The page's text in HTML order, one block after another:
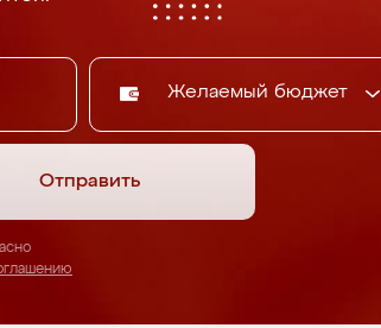
Желаемый бюджет
Отправить